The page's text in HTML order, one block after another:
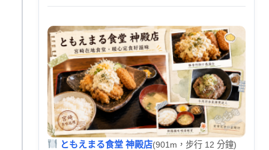
ともえまる食堂 神殿店(901m，步行 12 分鐘)